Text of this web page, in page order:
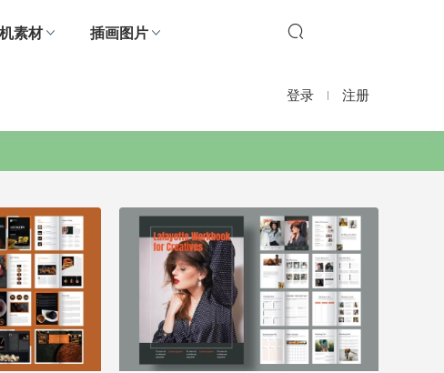
素材 插画图片
登录 注册